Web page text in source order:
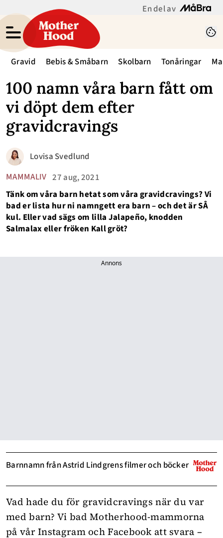
En del av
Gravid Bebis & Småbarn Skolbarn Tonåringar
100 namn våra barn fått om
vi döpt dem efter
gravidcravings
MAMMALIV 27 aug, 2021
Lovisa Svedlund
Tänk om våra barn hetat som våra gravidcravings? Vi
bad er lista hur ni namngett era barn – och det är SÅ
kul. Eller vad sägs om lilla Jalapeño, knodden
Salmalax eller fröken Kall gröt?
Annons
Barnnamn från Astrid Lindgrens filmer och böcker
Vad hade du för gravidcravings när du var
med barn? Vi bad Motherhood-mammorna
på vår Instagram och Facebook att svara –